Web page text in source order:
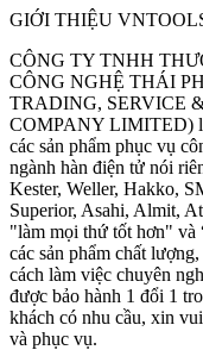
GIỚI THIỆU
CÔNG TY TNHH
CÔNG NGHỆ THÁI
TRADING, SERVICE
COMPANY LIMITED)
các sản phẩm phục vụ
ngành hàn điện tử nói
Kester, Weller, Hakko,
Superior, Asahi, Almit,
"làm mọi thứ tốt hơn" và
các sản phẩm chất
cách làm việc chuyên
được bảo hành 1 đổi 1
khách có nhu cầu, xin
và phục vụ.